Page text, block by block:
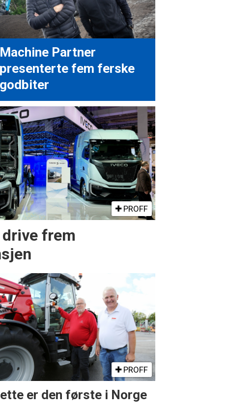
Machine Partner
presenterte fem ferske
godbiter
PROFF
frem
PROFF
er den første i Norge